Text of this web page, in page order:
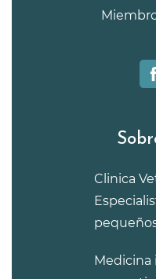
Clinica
Medicina